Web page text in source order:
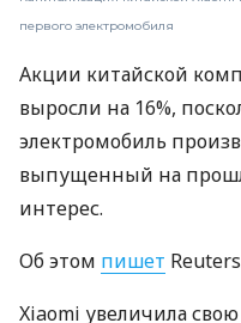
первого электромобиля
Акции китайской
выросли на 16%,
электромобиль
выпущенный на
интерес.
Об этом пишет
Xiaomi увеличила